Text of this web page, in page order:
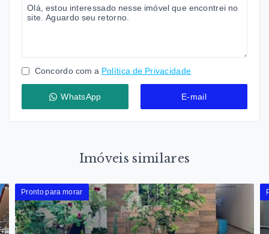
Concordo com a Política de Privacidade
WhatsApp E-mail
Imóveis similares
Pronto para morar